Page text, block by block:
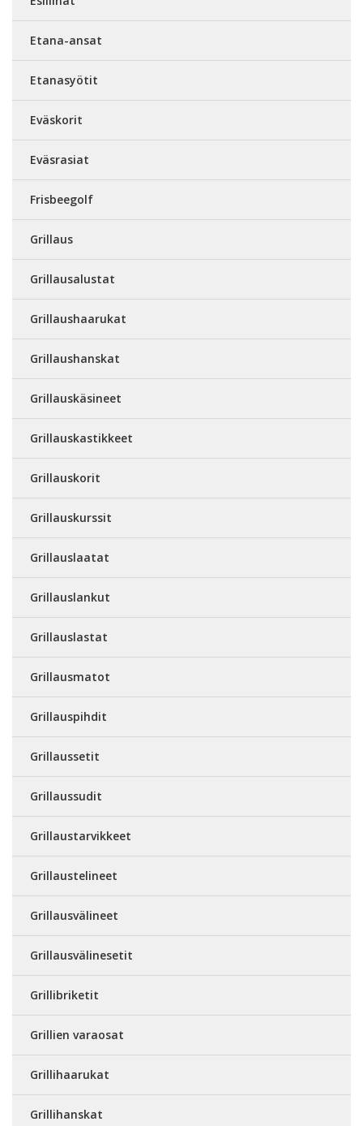
Etana-ansat
Etanasyötit
Eväskorit
Eväsrasiat
Frisbeegolf
Grillaus
Grillausalustat
Grillaushaarukat
Grillaushanskat
Grillauskäsineet
Grillauskastikkeet
Grillauskorit
Grillauskurssit
Grillauslaatat
Grillauslankut
Grillauslastat
Grillausmatot
Grillauspihdit
Grillaussetit
Grillaussudit
Grillaustarvikkeet
Grillaustelineet
Grillausvälineet
Grillausvälinesetit
Grillibriketit
Grillien varaosat
Grillihaarukat
Grillihanskat